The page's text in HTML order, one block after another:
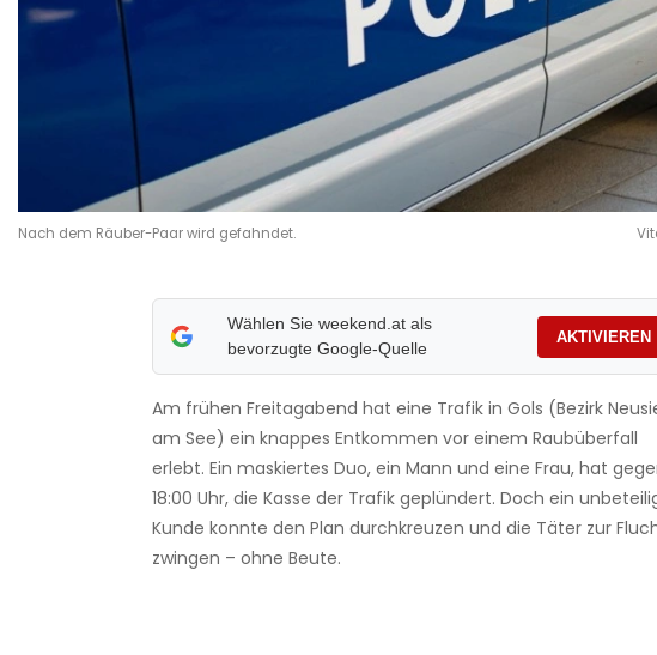
Nach dem Räuber-Paar wird gefahndet.
Wählen Sie weekend.at als
bevorzugte Google-Quelle
AKTIVIEREN
Am frühen Freitagabend hat eine Trafik in Gols (Bezirk
am See) ein knappes Entkommen vor einem Raubüberfall
erlebt. Ein maskiertes Duo, ein Mann und eine Frau, hat
18:00 Uhr, die Kasse der Trafik geplündert. Doch ein
Kunde konnte den Plan durchkreuzen und die Täter zur
zwingen – ohne Beute.